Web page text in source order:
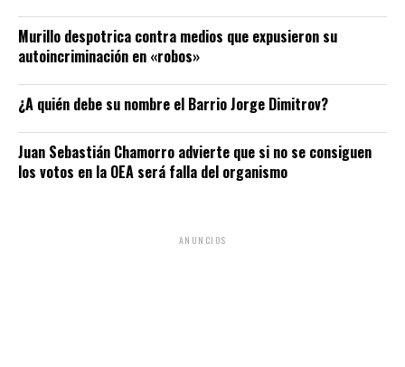
Murillo despotrica contra medios que expusieron su
autoincriminación en «robos»
¿A quién debe su nombre el Barrio Jorge Dimitrov?
Juan Sebastián Chamorro advierte que si no se consiguen
los votos en la OEA será falla del organismo
ANUNCIOS